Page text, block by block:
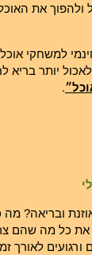
ולהפוך את
למשחקי אוכל
יותר בריא
.
ובריאה? מה
את כל מה שהם
לאורך